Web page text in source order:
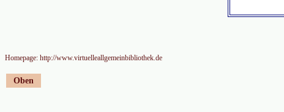
Homepage: http://www.virtuelleallgemeinbibliothek.de
Oben